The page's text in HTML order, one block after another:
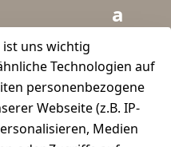
uns wichtig
Technologien auf
personenbezogene
Webseite (z.B. IP-
Medien
a
d
m
e